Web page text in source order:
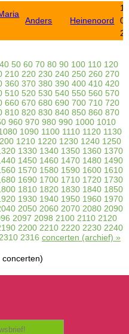
Anders Heinenoord
40 50 60 70 80 90 100 110 120
210 220 230 240 250 260 270
360 370 380 390 400 410 420
510 520 530 540 550 560 570
660 670 680 690 700 710 720
810 820 830 840 850 860 870
960 970 980 990 1000 1010
1090 1100 1110 1120 1130
1210 1220 1230 1240 1250
1330 1340 1350 1360 1370
1450 1460 1470 1480 1490
1570 1580 1590 1600 1610
1690 1700 1710 1720 1730
1810 1820 1830 1840 1850
1930 1940 1950 1960 1970
2050 2060 2070 2080 2090
2097 2098 2100 2110 2120
2200 2210 2220 2230 2240
2310 2316 concerten (archief) »
concerten)